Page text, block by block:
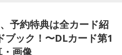
予約特典は全カード紹
ブック！〜DLカード第1
画像